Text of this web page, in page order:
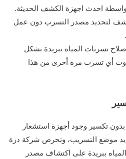
احدث اجهزة الكشف الحديثة.
لتحديد مصدر التسرب دون عمل
تسربات المياه ببريدة بشكل
أي تسرب مرة أخرى من هذا
تكسير وجود أجهزة استشعار
موضع التسريب، وتحرص شركة درة
ببريدة على اكتشاف مصدر